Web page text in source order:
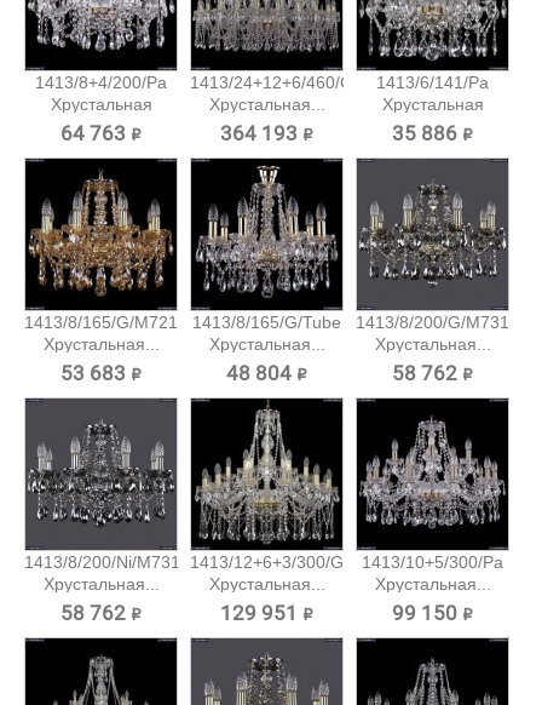
1413/8+4/200/Pa
Хрустальная
подвесная...
64 763 ₽
1413/24+12+6/460/G
Хрустальная...
364 193 ₽
1413/6/141/Pa
Хрустальная
подвесная...
35 886 ₽
1413/8/165/G/M721
Хрустальная...
53 683 ₽
1413/8/165/G/Tube
Хрустальная...
48 804 ₽
1413/8/200/G/M731
Хрустальная...
58 762 ₽
1413/8/200/Ni/M731
Хрустальная...
58 762 ₽
1413/12+6+3/300/G
Хрустальная...
129 951 ₽
1413/10+5/300/Pa
Хрустальная...
99 150 ₽